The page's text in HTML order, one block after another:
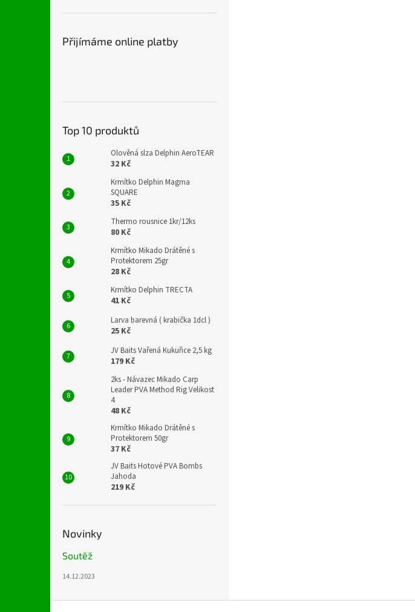
Přijímáme online platby
Top 10 produktů
Olověná slza Delphin AeroTEAR
32 Kč
Krmítko Delphin Magma
SQUARE
35 Kč
Thermo rousnice 1kr/12ks
80 Kč
Krmítko Mikado Drátěné s
Protektorem 25gr
28 Kč
Krmítko Delphin TRECTA
41 Kč
Larva barevná ( krabička 1dcl )
25 Kč
JV Baits Vařená Kukuřice 2,5 kg
179 Kč
2ks - Návazec Mikado Carp
Leader PVA Method Rig Velikost
4
48 Kč
Krmítko Mikado Drátěné s
Protektorem 50gr
37 Kč
JV Baits Hotové PVA Bombs
Jahoda
219 Kč
Novinky
Soutěž
14.12.2023